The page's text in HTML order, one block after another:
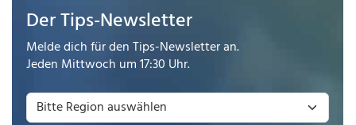
Der Tips-Newsletter
Melde dich für den Tips-Newsletter an.
Jeden Mittwoch um 17:30 Uhr.